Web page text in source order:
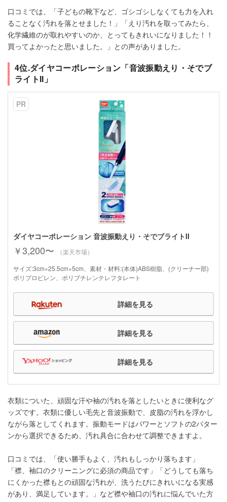
口コミでは、「子どもの靴下など、ゴシゴシしなくても力を入れ
ることなく汚れを落とせました！」「えり汚れを取ってみたら、
化学繊維のが取れやすいのか、とってもきれいになりました！！
買ってよかったと思いました。」との声がありました。
4位.ダイヤコーポレーション「音波振動えり・そでブ
ライトII」
PR
ダイヤコーポレーション 音波振動えり・そでブライトII
￥3,200〜
（楽天市場）
サイズ:3cm×25.5cm×5cm、素材・材料:(本体)ABS樹脂、(クリーナー部)
ポリプロピレン、ポリブチレンテレフタレート
詳細を見る
詳細を見る
詳細を見る
衣類についた、頑固な汗や袖の汚れを落としたいときに便利なグ
ッズです。衣類に優しい毛先と音波振動で、皮脂の汚れを浮かし
ながら落としてくれます。振動モードはパワーとソフトの2パター
ンから選択できるため、汚れ具合に合わせて調整できますよ。
口コミでは、「使い勝手もよく、汚れもしっかり落ちます」
「襟、袖口のクリーニングに必須の商品です」「どうしても落ち
にくかった襟もとの頑固な汚れが、洗うたびにきれいになる実感
があり、満足しています。」など襟や袖口の汚れに悩んでいた方